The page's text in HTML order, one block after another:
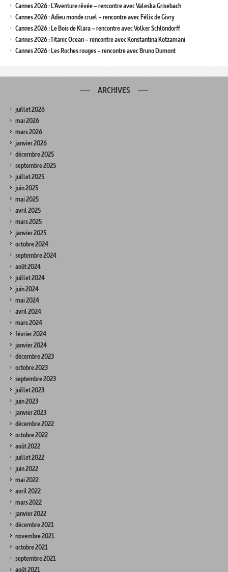
Cannes 2026 : L’Aventure rêvée – rencontre avec Valeska Grisebach
Cannes 2026 : Adieu monde cruel – rencontre avec Félix de Givry
Cannes 2026 : Le Bois de Klara – rencontre avec Volker Schlöndorff
Cannes 2026 : Titanic Ocean – rencontre avec Konstantina Kotzamani
Cannes 2026 : Les Roches rouges – rencontre avec Bruno Dumont
ARCHIVES
juillet 2026
mai 2026
mars 2026
janvier 2026
décembre 2025
septembre 2025
juillet 2025
juin 2025
mai 2025
avril 2025
mars 2025
janvier 2025
octobre 2024
septembre 2024
août 2024
juillet 2024
juin 2024
mai 2024
avril 2024
mars 2024
février 2024
janvier 2024
décembre 2023
octobre 2023
septembre 2023
juillet 2023
juin 2023
janvier 2023
décembre 2022
octobre 2022
août 2022
juillet 2022
juin 2022
mai 2022
avril 2022
mars 2022
janvier 2022
décembre 2021
novembre 2021
octobre 2021
septembre 2021
août 2021